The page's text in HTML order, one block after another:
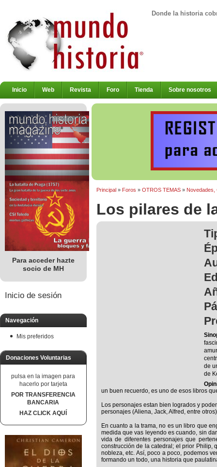
Donde la historia
Inicio Web Revista Foro Tienda Sobre nosotros
Para acceder hazte
socio de MH
Inicio de sesión
Navegación
Mis preferidos
Donaciones Voluntarias
pulsa en la imagen para
hacerlo por tarjeta
POR TRANSFERENCIA
BANCARIA
HAZ CLICK AQUÍ
Principal» Foros » OTROS TEMAS» Novedades,
Los pilares de
de
de
un buen recuerdo, es uno de esos libros
Los personajes estan bien logrados y
personajes (Aliena, Jack, Alfred, entre
En cuanto a la trama, no es un libro que
medida que vas leyendo es cuando, sin
vida de diferentes personajes que
construcción de la catedral; el prior Philip,
nobleza, etc. Así, poco a poco, podemos
formando un todo, una historia que